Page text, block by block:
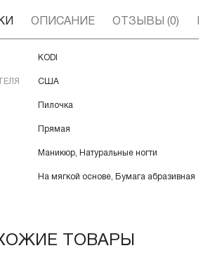
ОПИСАНИЕ ОТЗЫВЫ (0)
KODI
США
Пилочка
Прямая
Маникюр, Натуральные ногти
На мягкой основе, Бумага абразивная
ТОВАРЫ